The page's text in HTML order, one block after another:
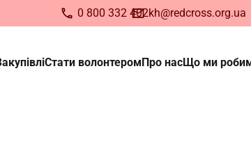
0 800 332 402kh@redcross.org.ua
Стати волонтеромПро насЩо ми